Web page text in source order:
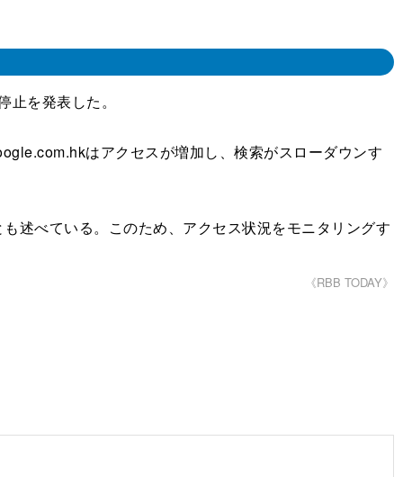
を発表した。
はアクセスが増加し、検索がスローダウンす
述べている。このため、アクセス状況をモニタリングす
《RBB TODAY》